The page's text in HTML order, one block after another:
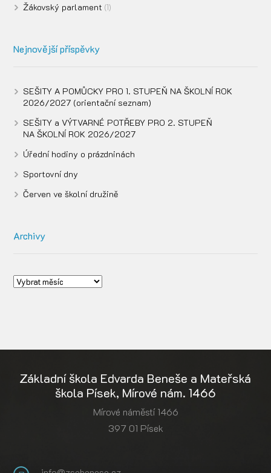
Žákovský parlament (1)
Nejnovější příspěvky
SEŠITY A POMŮCKY PRO 1. STUPEŇ NA ŠKOLNÍ ROK
2026/2027 (orientační seznam)
SEŠITY a VÝTVARNÉ POTŘEBY PRO 2. STUPEŇ
NA ŠKOLNÍ ROK 2026/2027
Úřední hodiny o prázdninách
Sportovní dny
Červen ve školní družině
Archivy
Základní škola Edvarda Beneše a Mateřská
škola Písek, Mírové nám. 1466
Mírové náměstí 1466
397 01 Písek